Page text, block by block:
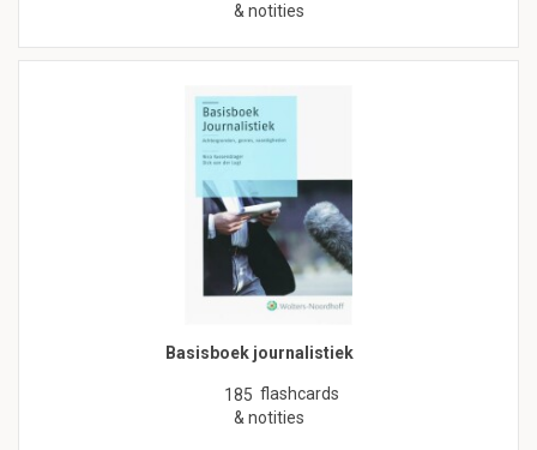
& notities
Basisboek journalistiek
185 flashcards
& notities